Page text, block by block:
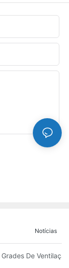
Notícias
De Alumínio
Grades De